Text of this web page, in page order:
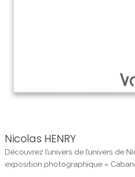
Nicolas HENRY
Découvrez l’univers de l’univers de
exposition photographique «